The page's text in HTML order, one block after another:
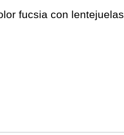
fucsia con lentejuelas